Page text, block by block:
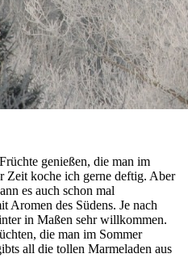
genießen, die man im
Zeit koche ich gerne deftig. Aber
es auch schon mal
Aromen des Südens. Je nach
in Maßen sehr willkommen.
die man im Sommer
all die tollen Marmeladen aus